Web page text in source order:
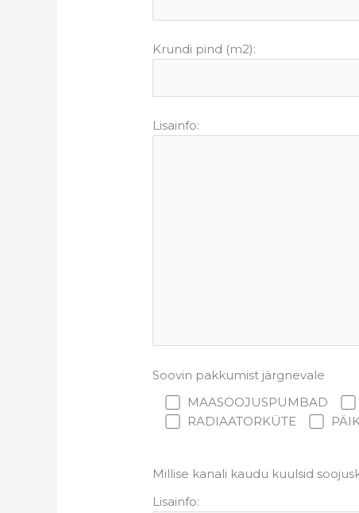
Krundi pind (m2):
Lisainfo:
Soovin pakkumist järgnevale
MAASOOJUSPUMBAD
RADIAATORKÜTE
Millise kanali kaudu kuulsid
Lisainfo: